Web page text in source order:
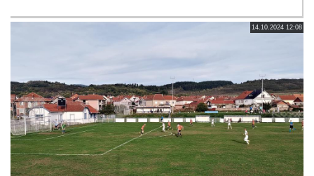
14.10.2024 12:08